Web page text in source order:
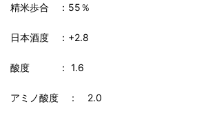
精米歩合 ：55％
日本酒度 ：+2.8
酸度 ： 1.6
アミノ酸度 ： 2.0